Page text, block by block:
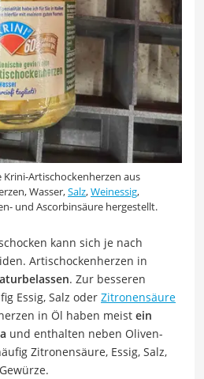
Artischockenherzen aus
Wasser,Salz,Weinessig,
und Ascorbinsäure hergestellt.
kann sich je nach
Artischockenherzen in
. Zur besseren
Essig, Salz oder Zitronensäure
in Öl haben meist ein
und enthalten neben Oliven-
Zitronensäure, Essig, Salz,